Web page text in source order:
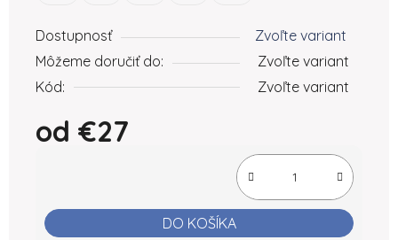
Dostupnosť
Zvoľte variant
Môžeme doručiť do:
Zvoľte variant
Kód:
Zvoľte variant
od €27
DO KOŠÍKA